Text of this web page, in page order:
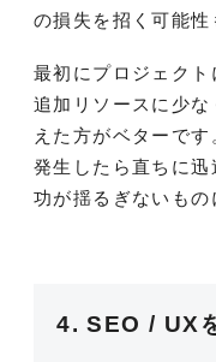
の損失を招く可能性
最初にプロジェクト
追加リソースに少
えた方がベターで
発生したら直ちに
功が揺るぎないもの
4. SEO / UX